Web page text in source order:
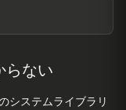
らない
システムライブラリ